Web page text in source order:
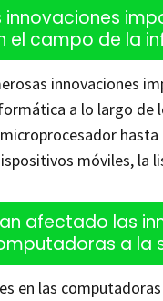
innovaciones
el campo de la
innovaciones
a lo largo de
móviles, la
afectado las
a la
en las